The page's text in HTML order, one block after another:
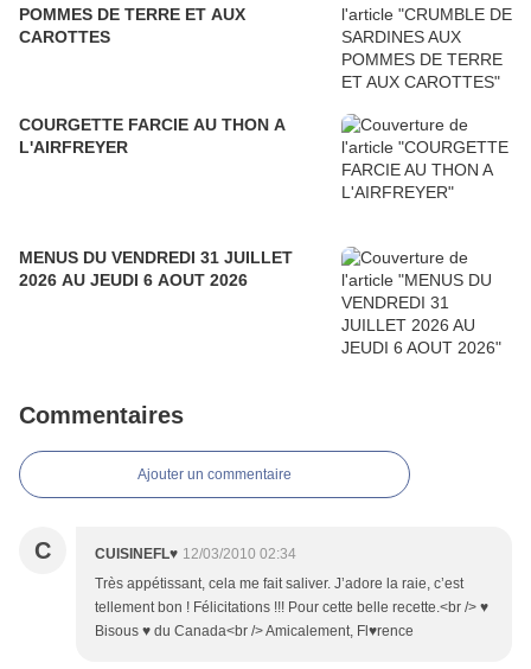
POMMES DE TERRE ET AUX
CAROTTES
COURGETTE FARCIE AU THON A
L'AIRFREYER
MENUS DU VENDREDI 31 JUILLET
2026 AU JEUDI 6 AOUT 2026
Commentaires
Ajouter un commentaire
C CUISINEFL♥ 12/03/2010 02:34
Très appétissant, cela me fait saliver. J’adore la raie, c’est
tellement bon ! Félicitations !!! Pour cette belle recette.<br /> ♥
Bisous ♥ du Canada<br /> Amicalement, Fl♥rence